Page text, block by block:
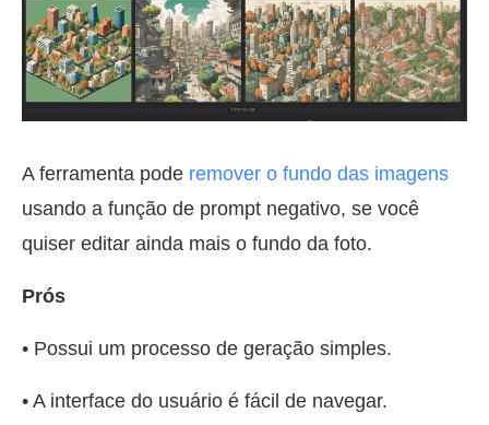
A ferramenta pode remover o fundo das imagens
usando a função de prompt negativo, se você
quiser editar ainda mais o fundo da foto.
Prós
• Possui um processo de geração simples.
• A interface do usuário é fácil de navegar.